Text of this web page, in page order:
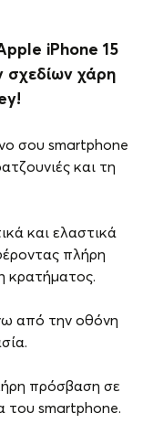
iPhone 15
σχεδίων χάρη
σου smartphone
και τη
και ελαστικά
πλήρη
κρατήματος.
από την οθόνη
πρόσβαση σε
του smartphone.